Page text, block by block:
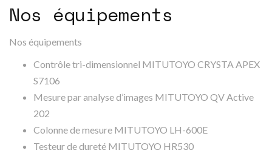
Nos équipements
Nos équipements
Contrôle tri-dimensionnel MITUTOYO CRYSTA APEX
S7106
Mesure par analyse d’images MITUTOYO QV Active
202
Colonne de mesure MITUTOYO LH-600E
Testeur de dureté MITUTOYO HR530